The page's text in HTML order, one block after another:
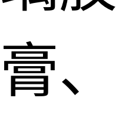
、